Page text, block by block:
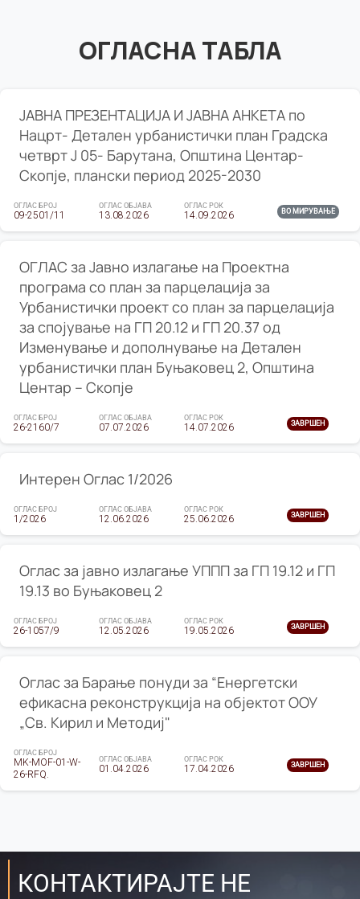
ОГЛАСНА ТАБЛА
ЈАВНА ПРЕЗЕНТАЦИЈА И ЈАВНА АНКЕТА по
Нацрт- Детален урбанистички план Градска
четврт Ј 05- Барутана, Општина Центар-
Скопје, плански период 2025-2030
ОГЛАС БРОЈ
09-2501/11
ОГЛАС ОБЈАВА
13.08.2026
ОГЛАС РОК
14.09.2026 ВО МИРУВАЊЕ
ОГЛАС за Јавно излагање на Проектна
програма со план за парцелација за
Урбанистички проект со план за парцелација
за спојување на ГП 20.12 и ГП 20.37 од
Изменување и дополнување на Детален
урбанистички план Буњаковец 2, Општина
Центар – Скопје
ОГЛАС БРОЈ
26-2160/7
ОГЛАС ОБЈАВА
07.07.2026
ОГЛАС РОК
14.07.2026 ЗАВРШЕН
Интерен Оглас 1/2026
ОГЛАС БРОЈ
1/2026
ОГЛАС ОБЈАВА
12.06.2026
ОГЛАС РОК
25.06.2026 ЗАВРШЕН
Оглас за јавно излагање УППП за ГП 19.12 и ГП
19.13 во Буњаковец 2
ОГЛАС БРОЈ
26-1057/9
ОГЛАС ОБЈАВА
12.05.2026
ОГЛАС РОК
19.05.2026 ЗАВРШЕН
Оглас за Барање понуди за “Енергетски
ефикасна реконструкција на објектот ООУ
„Св. Кирил и Методиј"
ОГЛАС БРОЈ
MK-MOF-01-W-
26-RFQ.
ОГЛАС ОБЈАВА
01.04.2026
ОГЛАС РОК
17.04.2026 ЗАВРШЕН
КОНТАКТИРАЈТЕ НЕ